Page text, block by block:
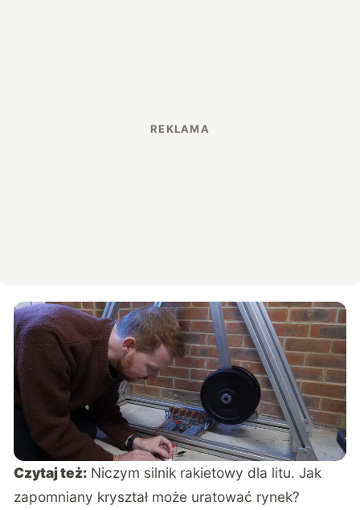
Czytaj też: Niczym silnik rakietowy dla litu. Jak
zapomniany kryształ może uratować rynek?